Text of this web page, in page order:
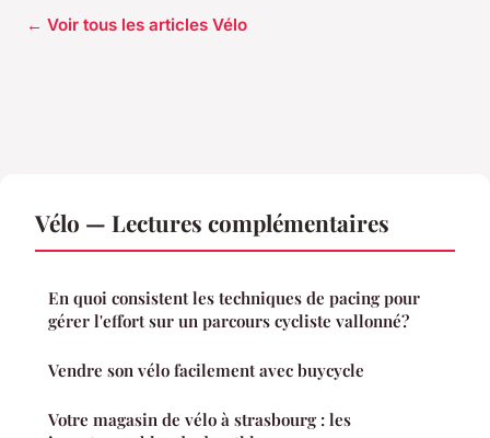
← Voir tous les articles Vélo
Vélo — Lectures complémentaires
En quoi consistent les techniques de pacing pour
gérer l'effort sur un parcours cycliste vallonné?
Vendre son vélo facilement avec buycycle
Votre magasin de vélo à strasbourg : les